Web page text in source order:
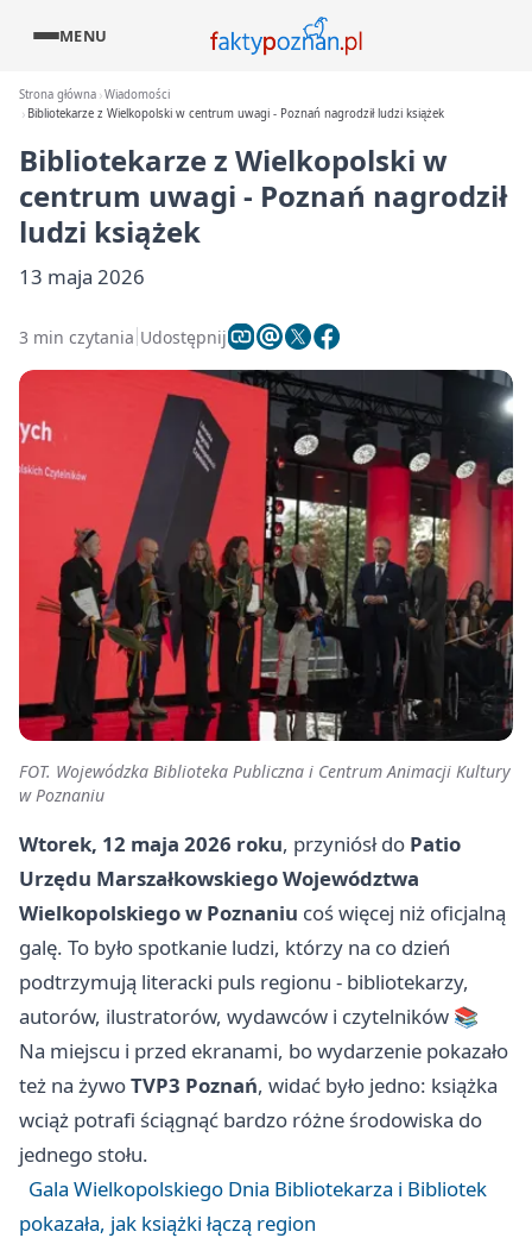
MENU
Strona główna Wiadomości
Bibliotekarze z Wielkopolski w centrum uwagi - Poznań nagrodził ludzi książek
Bibliotekarze z Wielkopolski w
centrum uwagi - Poznań nagrodził
ludzi książek
13 maja 2026
3 min czytania Udostępnij
FOT. Wojewódzka Biblioteka Publiczna i Centrum Animacji Kultury
w Poznaniu
Wtorek, 12 maja 2026 roku, przyniósł do Patio
Urzędu Marszałkowskiego Województwa
Wielkopolskiego w Poznaniu coś więcej niż oficjalną
galę. To było spotkanie ludzi, którzy na co dzień
podtrzymują literacki puls regionu - bibliotekarzy,
autorów, ilustratorów, wydawców i czytelników 📚
Na miejscu i przed ekranami, bo wydarzenie pokazało
też na żywoTVP3 Poznań, widać było jedno: książka
wciąż potrafi ściągnąć bardzo różne środowiska do
jednego stołu.
Gala Wielkopolskiego Dnia Bibliotekarza i Bibliotek
pokazała, jak książki łączą region